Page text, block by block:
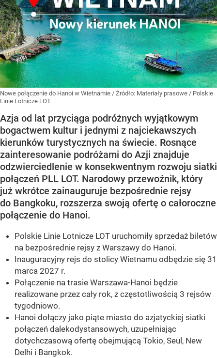
Nowe połączenie do Hanoi w Wietnamie / Źródło: Materiały prasowe / Polskie
Linie Lotnicze LOT
Azja od lat przyciąga podróżnych wyjątkowym
bogactwem kultur i jednymi z najciekawszych
kierunków turystycznych na świecie. Rosnące
zainteresowanie podróżami do Azji znajduje
odzwierciedlenie w konsekwentnym rozwoju siatki
połączeń PLL LOT. Narodowy przewoźnik, który
już wkrótce zainauguruje bezpośrednie rejsy
do Bangkoku, rozszerza swoją ofertę o całoroczne
połączenie do Hanoi.
Polskie Linie Lotnicze LOT uruchomiły sprzedaż biletów
na bezpośrednie rejsy z Warszawy do Hanoi.
Inauguracyjny rejs do stolicy Wietnamu odbędzie się 31
marca 2027 r.
Połączenie na trasie Warszawa-Hanoi będzie
realizowane przez cały rok, z częstotliwością 3 rejsów
tygodniowo.
Hanoi dołączy jako piąte miasto do azjatyckiej siatki
połączeń dalekodystansowych, uzupełniając
dotychczasową ofertę obejmującą Tokio, Seul, New
Delhi i Bangkok.